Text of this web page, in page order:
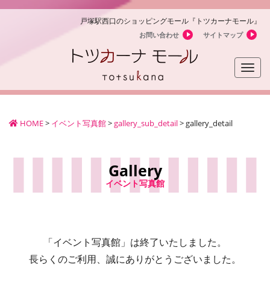
戸塚駅西口のショッピングモール『トツカーナモール』
お問い合わせ サイトマップ
Toggle
HOME> イベント写真館>gallery_sub_detail>gallery_detail
Gallery
イベント写真館
「イベント写真館」は終了いたしました。
長らくのご利用、誠にありがとうございました。